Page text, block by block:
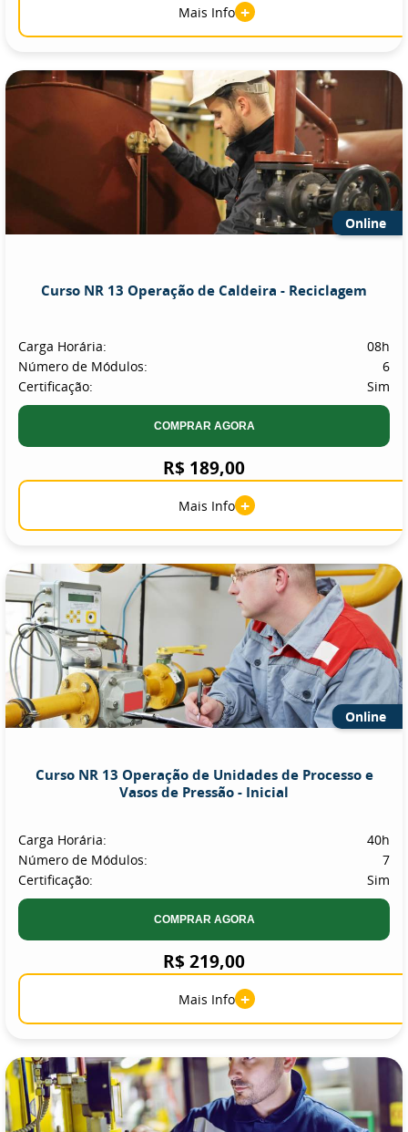
Mais Info +
Online
Curso NR 13 Operação de Caldeira - Reciclagem
Carga Horária:
08h
Número de Módulos:
6
Certificação:
Sim
COMPRAR AGORA
R$ 189,00
Mais Info +
Online
Curso NR 13 Operação de Unidades de Processo e
Vasos de Pressão - Inicial
Carga Horária:
40h
Número de Módulos:
7
Certificação:
Sim
COMPRAR AGORA
R$ 219,00
Mais Info +